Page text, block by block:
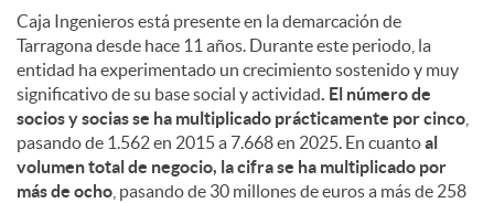
Caja Ingenieros está presente en la demarcación de
Tarragona desde hace 11 años. Durante este periodo, la
entidad ha experimentado un crecimiento sostenido y muy
significativo de su base social y actividad. El número de
socios y socias se ha multiplicado prácticamente por cinco
pasando de 1.562 en 2015 a 7.668 en 2025. En cuantoal
volumen total de negocio, la cifra se ha multiplicado por
más de ocho , pasando de 30 millones de euros a más de 258